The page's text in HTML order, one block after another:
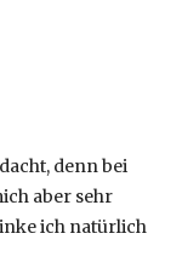
denn bei
aber sehr
ich natürlich